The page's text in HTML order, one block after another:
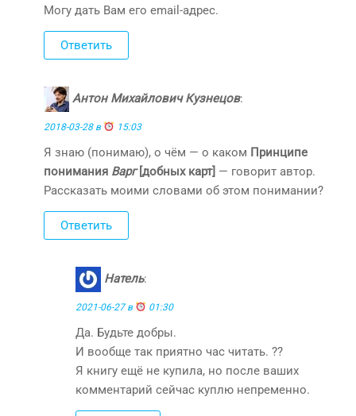
Могу дать Вам его email-адрес.
Ответить
Антон Михайлович Кузнецов:
2018-03-28 в 15:03
Я знаю (понимаю), о чём — о каком Принципе
понимания Варг[добных карт] — говорит автор.
Рассказать моими словами об этом понимании?
Ответить
Натель:
2021-06-27 в 01:30
Да. Будьте добры.
И вообще так приятно час читать. ??
Я книгу ещё не купила, но после ваших
комментарий сейчас куплю непременно.